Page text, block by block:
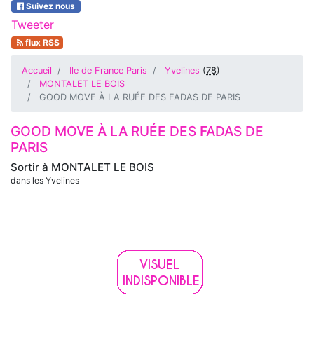
Suivez nous
Tweeter
flux RSS
Accueil Ile de France Paris Yvelines (78)
MONTALET LE BOIS
GOOD MOVE À LA RUÉE DES FADAS DE PARIS
Sortir à MONTALET LE BOIS
dans les Yvelines
GOOD MOVE À LA RUÉE DES FADAS DE
PARIS